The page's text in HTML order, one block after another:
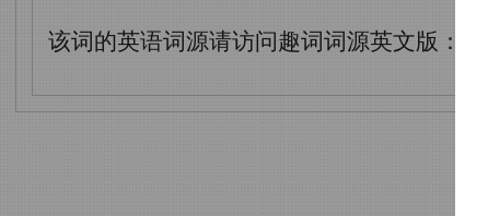
该词的英语词源请访问趣词词源英文版：